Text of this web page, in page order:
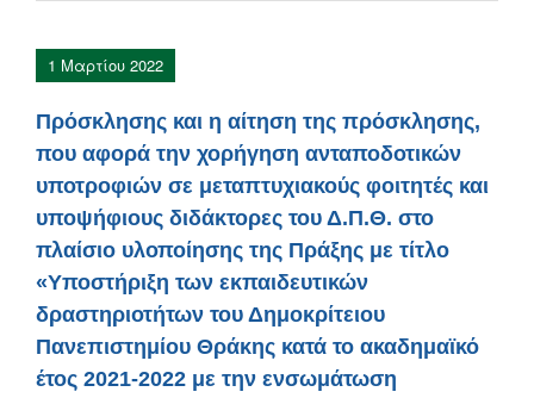
1 Μαρτίου 2022
Πρόσκλησης και η αίτηση της πρόσκλησης,
που αφορά την χορήγηση ανταποδοτικών
υποτροφιών σε μεταπτυχιακούς φοιτητές και
υποψήφιους διδάκτορες του Δ.Π.Θ. στο
πλαίσιο υλοποίησης της Πράξης με τίτλο
«Υποστήριξη των εκπαιδευτικών
δραστηριοτήτων του Δημοκρίτειου
Πανεπιστημίου Θράκης κατά το ακαδημαϊκό
έτος 2021-2022 με την ενσωμάτωση